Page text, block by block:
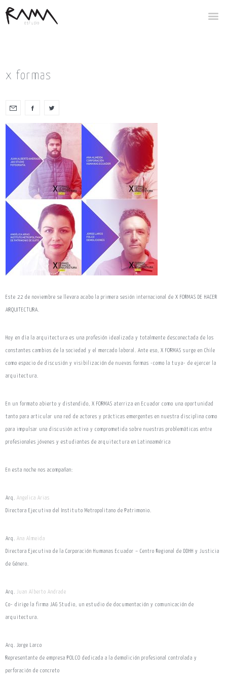
x formas
Este 22 de noviembre se llevara acabo la primera sesión internacional de X FORMAS DE HACER
ARQUITECTURA.
Hoy en día la arquitectura es una profesión idealizada y totalmente desconectada de los
constantes cambios de la sociedad y el mercado laboral. Ante eso, X FORMAS surge en Chile
como espacio de discusión y visibilización de nuevas formas -como la tuya- de ejercer la
arquitectura.
En un formato abierto y distendido, X FORMAS aterriza en Ecuador como una oportunidad
tanto para articular una red de actores y prácticas emergentes en nuestra disciplina como
para impulsar una discusión activa y comprometida sobre nuestras problemáticas entre
profesionales jóvenes y estudiantes de arquitectura en Latinoamérica
En esta noche nos acompañan:
Arq.Angelica Arias
Directora Ejecutiva del Instituto Metropolitano de Patrimonio.
Arq.Ana Almeida
Directora Ejecutiva de la Corporación Humanas Ecuador – Centro Regional de DDHH y Justicia
de Género.
Arq.Juan Alberto Andrade
Co- dirige la firma JAG Studio, un estudio de documentación y comunicación de
arquitectura.
Arq. Jorge Larco
Representante de empresa POLCO dedicada a la demolición profesional controlada y
perforación de concreto